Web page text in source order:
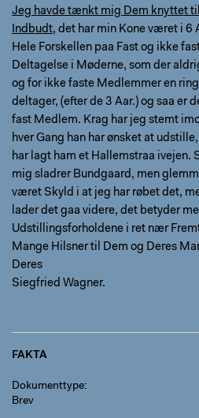
Jeg havde tænkt mig Dem knyttet
Indbudt, det har min Kone været i 6
Hele Forskellen paa Fast og ikke
Deltagelse i Møderne, som der
og for ikke faste Medlemmer en
deltager, (efter de 3 Aar.) og saa er
fast Medlem. Krag har jeg stemt
hver Gang han har ønsket at
har lagt ham et Hallemstraa ivejen.
mig sladrer Bundgaard, men
været Skyld i at jeg har røbet det,
lader det gaa videre, det betyder
Udstillingsforholdene i ret nær
Mange Hilsner til Dem og Deres
Deres
Siegfried Wagner.
FAKTA
Dokumenttype
Brev